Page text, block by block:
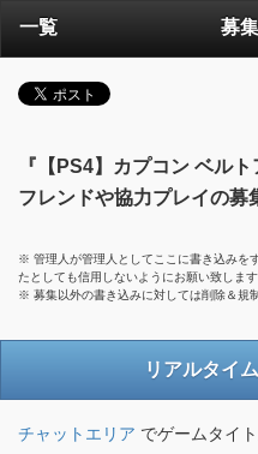
一覧 募
『【PS4】カプコン ベル
フレンドや協力プレイの募
※ 管理人が管理人としてここに書き込みを
たとしても信用しないようにお願い致します
※ 募集以外の書き込みに対しては削除＆規
リアルタイ
チャットエリア でゲームタイ